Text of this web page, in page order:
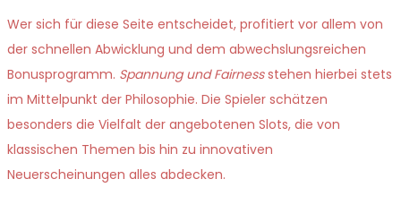
Wer sich für diese Seite entscheidet, profitiert vor allem von
der schnellen Abwicklung und dem abwechslungsreichen
Bonusprogramm. Spannung und Fairnessstehen hierbei stets
im Mittelpunkt der Philosophie. Die Spieler schätzen
besonders die Vielfalt der angebotenen Slots, die von
klassischen Themen bis hin zu innovativen
Neuerscheinungen alles abdecken.